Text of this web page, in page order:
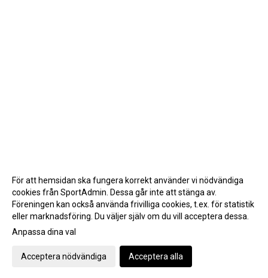
Gå till Webbversion
För att hemsidan ska fungera korrekt använder vi nödvändiga
cookies från SportAdmin. Dessa går inte att stänga av.
Föreningen kan också använda frivilliga cookies, t.ex. för statistik
eller marknadsföring. Du väljer själv om du vill acceptera dessa.
Anpassa dina val
Acceptera nödvändiga Acceptera alla